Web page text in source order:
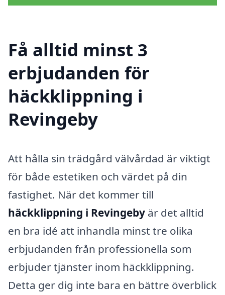
Få alltid minst 3
erbjudanden för
häckklippning i
Revingeby
Att hålla sin trädgård välvårdad är viktigt
för både estetiken och värdet på din
fastighet. När det kommer till
häckklippning i Revingeby är det alltid
en bra idé att inhandla minst tre olika
erbjudanden från professionella som
erbjuder tjänster inom häckklippning.
Detta ger dig inte bara en bättre överblick